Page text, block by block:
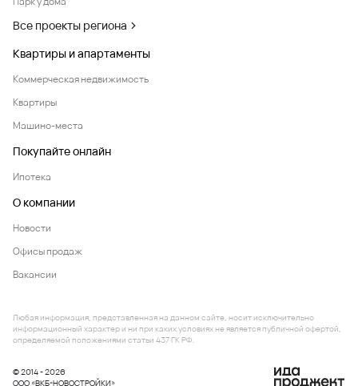
Все проекты региона
Квартиры и апартаменты
Коммерческая недвижимость
Квартиры
Машино-места
Покупайте онлайн
Ипотека
О компании
Новости
Офисы продаж
Вакансии
© 2014 - 2026
ООО «ВКБ-НОВОСТРОЙКИ»
Любая информация, представленная на данном сайте, носит исключительно
информационный характер и ни при каких условиях не является публичной офертой,
определяемой положениями статьи 437 ГК РФ.